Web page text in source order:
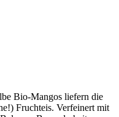
Bio-Mangos liefern die
Fruchteis. Verfeinert mit